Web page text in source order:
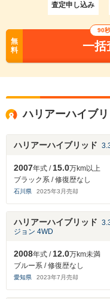
査定申し込み
無
料
90
一括
ハリアーハイブ
ハリアーハイブリッド
2007年式 /15.0万km以上
ブラック系 / 修復歴なし
石川県 2025年3 月売却
ハリアーハイブリッド
ジョン 4WD
2008年式 /12.0万km未満
ブルー系 / 修復歴なし
愛知県 2023年7 月売却